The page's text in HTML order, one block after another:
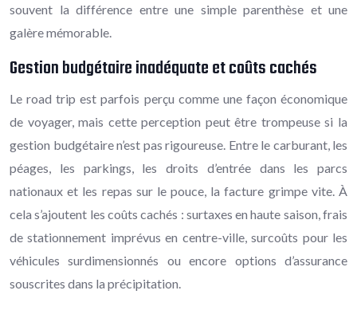
souvent la différence entre une simple parenthèse et une
galère mémorable.
Gestion budgétaire inadéquate et coûts cachés
Le road trip est parfois perçu comme une façon économique
de voyager, mais cette perception peut être trompeuse si la
gestion budgétaire n’est pas rigoureuse. Entre le carburant, les
péages, les parkings, les droits d’entrée dans les parcs
nationaux et les repas sur le pouce, la facture grimpe vite. À
cela s’ajoutent les coûts cachés : surtaxes en haute saison, frais
de stationnement imprévus en centre-ville, surcoûts pour les
véhicules surdimensionnés ou encore options d’assurance
souscrites dans la précipitation.